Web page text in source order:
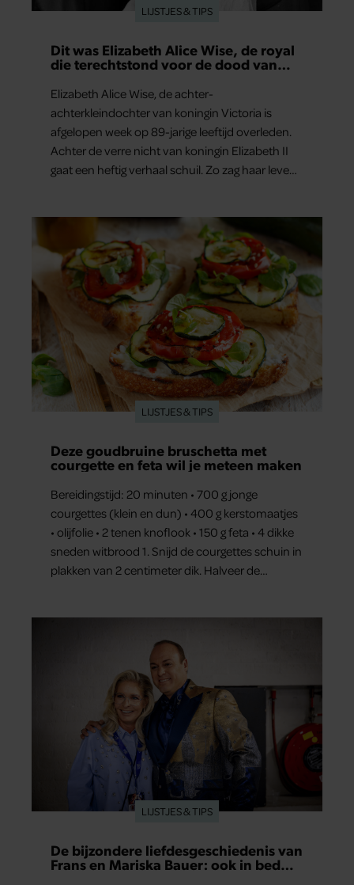
LIJSTJES & TIPS
Dit was Elizabeth Alice Wise, de royal
die terechtstond voor de dood van
Elizabeth Alice Wise, de achter-
achterkleindochter van koningin Victoria is
afgelopen week op 89-jarige leeftijd overleden.
Achter de verre nicht van koningin Elizabeth II
gaat een heftig verhaal schuil. Zo zag haar leven
LIJSTJES & TIPS
Deze goudbruine bruschetta met
courgette en feta wil je meteen maken
Bereidingstijd: 20 minuten • 700 g jonge
courgettes (klein en dun) • 400 g kerstomaatjes
• olijfolie • 2 tenen knoflook • 150 g feta • 4 dikke
sneden witbrood 1. Snijd de courgettes schuin in
plakken van 2 centimeter dik. Halveer de
LIJSTJES & TIPS
De bijzondere liefdesgeschiedenis van
Frans en Mariska Bauer: ook in bed